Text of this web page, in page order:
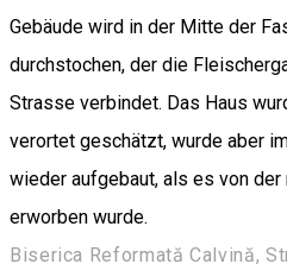
Gebäude wird in der Mitte der
durchstochen, der die
Strasse verbindet. Das Haus
verortet geschätzt, wurde aber
wieder aufgebaut, als es von
erworben wurde.